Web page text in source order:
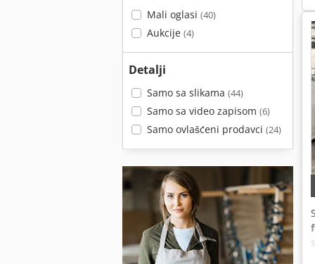
Mali oglasi (40)
Aukcije (4)
Detalji
Samo sa slikama (44)
Samo sa video zapisom (6)
Samo ovlašćeni prodavci (24)